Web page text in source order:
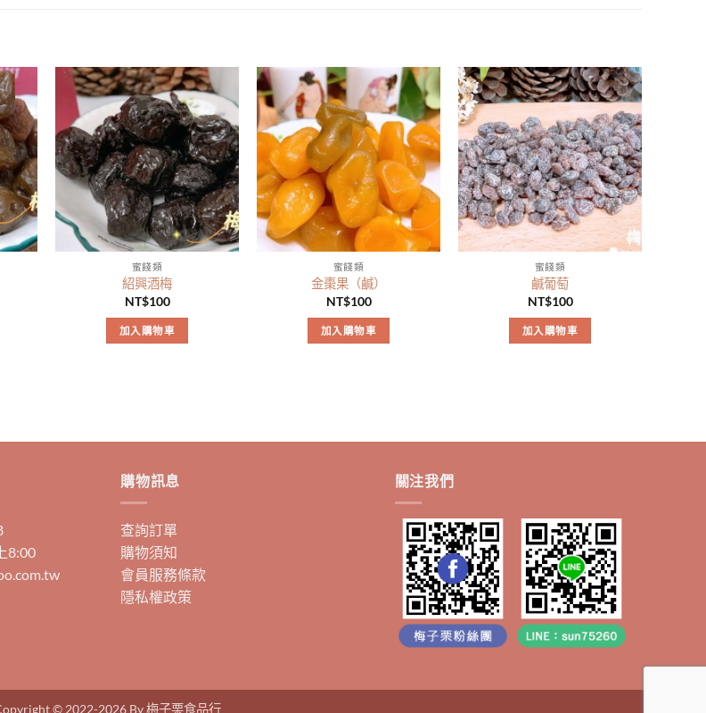
蜜餞類
紹興酒梅
NT$100
加入購物車
蜜餞類
金棗果（鹹）
NT$100
加入購物車
蜜餞類
鹹葡萄
NT$100
加入購物車
8:00
購物訊息
查詢訂單
購物須知
會員服務條款
隱私權政策
關注我們
© 2022-2026 By 梅子栗食品行